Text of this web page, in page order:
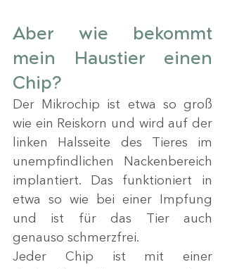
Aber wie bekommt
mein Haustier einen
Chip?
Der Mikrochip ist etwa so groß
wie ein Reiskorn und wird auf der
linken Halsseite des Tieres im
unempfindlichen Nackenbereich
implantiert. Das funktioniert in
etwa so wie bei einer Impfung
und ist für das Tier auch
genauso schmerzfrei.
Jeder Chip ist mit einer